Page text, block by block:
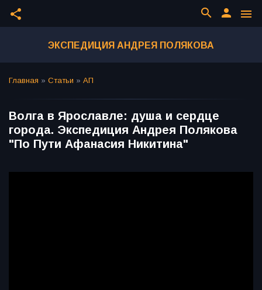
share menu
person
search
ЭКСПЕДИЦИЯ АНДРЕЯ ПОЛЯКОВА
Главная » Статьи » АП
Волга в Ярославле: душа и сердце
города. Экспедиция Андрея Полякова
"По Пути Афанасия Никитина"